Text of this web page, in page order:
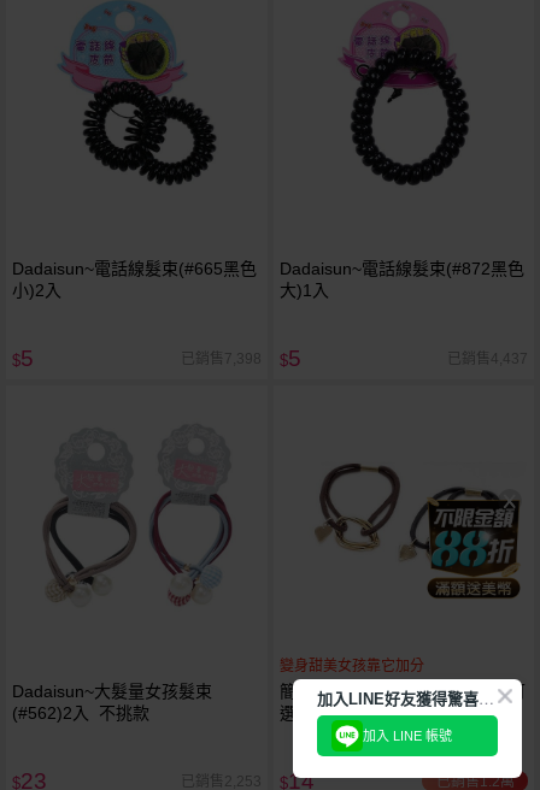
Dadaisun~電話線髮束(#665黑色
小)2入
$5 已銷售7,398
Dadaisun~電話線髮束(#872黑色
大)1入
$5 已銷售4,437
Dadaisun~大髮量女孩髮束
(#562)2入 不挑款
$23 已銷售2,253
變身甜美女孩靠它加分
簡約風愛心吊飾髮圈(1入) 兩色可
選
$14 已銷售1.2萬
加
入LINE好友獲得驚喜折扣!
加入 LINE 帳號